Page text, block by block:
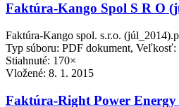
Faktúra-Kango Spol S R O
Faktúra-Kango spol. s.r.o.
Typ súboru: PDF dokument, Veľkosť:
Stiahnuté: 170×
Vložené: 8. 1. 2015
Faktúra-Right Power Energy